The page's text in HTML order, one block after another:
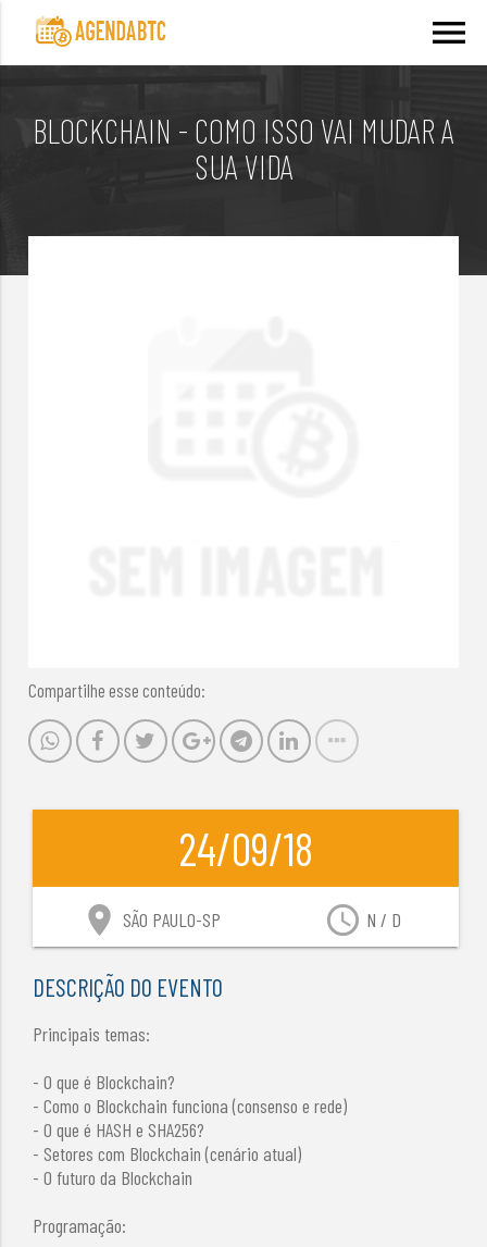
menu
BLOCKCHAIN - COMO ISSO VAI MUDAR A
SUA VIDA
Compartilhe esse conteúdo:
24/09/18
access_time N / D
location_on SÃO PAULO-SP
DESCRIÇÃO DO EVENTO
Principais temas:
- O que é Blockchain?
- Como o Blockchain funciona (consenso e rede)
- O que é HASH e SHA256?
- Setores com Blockchain (cenário atual)
- O futuro da Blockchain
Programação: